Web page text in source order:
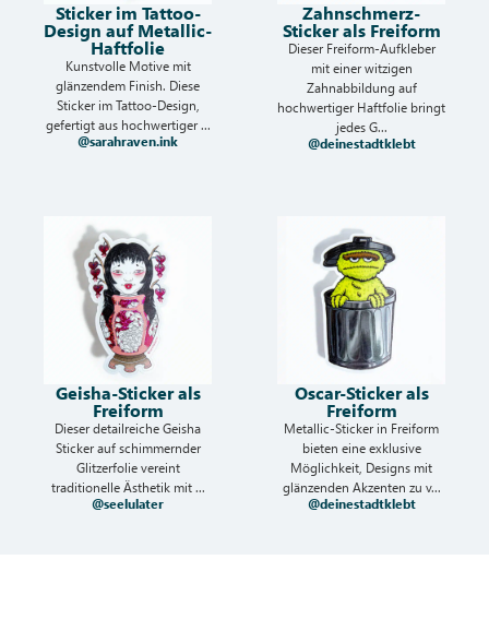
Sticker im Tattoo-
Design auf Metallic-
Haftfolie
Kunstvolle Motive mit
glänzendem Finish. Diese
Sticker im Tattoo-Design,
gefertigt aus hochwertiger ...
@sarahraven.ink
Zahnschmerz-
Sticker als Freiform
Dieser Freiform-Aufkleber
mit einer witzigen
Zahnabbildung auf
hochwertiger Haftfolie bringt
jedes G...
@deinestadtklebt
Geisha-Sticker als
Freiform
Dieser detailreiche Geisha
Sticker auf schimmernder
Glitzerfolie vereint
traditionelle Ästhetik mit ...
@seelulater
Oscar-Sticker als
Freiform
Metallic-Sticker in Freiform
bieten eine exklusive
Möglichkeit, Designs mit
glänzenden Akzenten zu v...
@deinestadtklebt